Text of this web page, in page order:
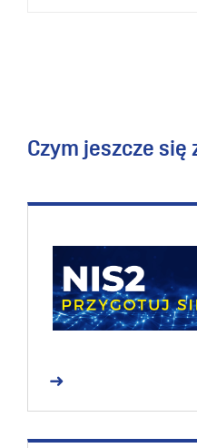
Czym jeszcze się